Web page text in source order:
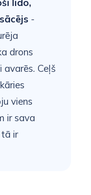
lido,
-
drons
avarēs. Ceļš
viens
ir sava
ir